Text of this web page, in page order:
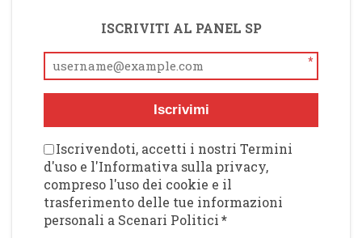
ISCRIVITI AL PANEL SP
*
Iscrivimi
Iscrivendoti, accetti i nostri Termini
d'uso e l'Informativa sulla privacy,
compreso l'uso dei cookie e il
trasferimento delle tue informazioni
personali a Scenari Politici*